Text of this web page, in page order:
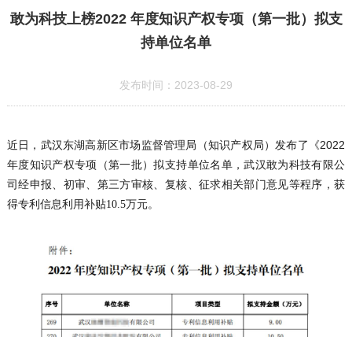
敢为科技上榜2022 年度知识产权专项（第一批）拟支
持单位名单
发布时间：2023-08-29
近日，武汉东湖高新区市场监督管理局（知识产权局）发布了《2022
年度知识产权专项（第一批）拟支持单位名单，武汉敢为科技有限公
司经申报、初审、第三方审核、复核、征求相关部门意见等程序，获
得专利信息利用补贴10.5万元。